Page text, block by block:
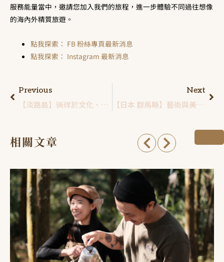
服務能量當中，邀請您加入我們的旅程，進一步體驗不同過往想像
的海內外精質旅遊。
點我探索： FB 粉絲專頁最新消息
點我探索： Instagram 最新消息
Previous
【淡路島】徜徉於文化、美食和自然的魅力，御食國稱號由來？島上美食、伴手禮推薦
Next
【日本 群馬縣】藝術與美食的交融：暢遊日本群馬之旅，景點祭典，美食伴手禮一次看！
相關文章